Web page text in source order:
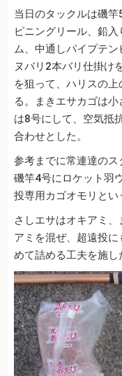
当日のタックルは磯
ピニングリール、鉛
ム、中通しパイプテ
ヌバリ2本バリ仕掛け
を狙って、ハリスの
る。まきエサカゴは
は8号にして、空気抵
合わせとした。
参考までに常連達のス
磯竿4号にロケット羽
投専用カゴオモリとい
さしエサはオキアミ
アミを混ぜ、超遠投
めて詰める工夫を施し